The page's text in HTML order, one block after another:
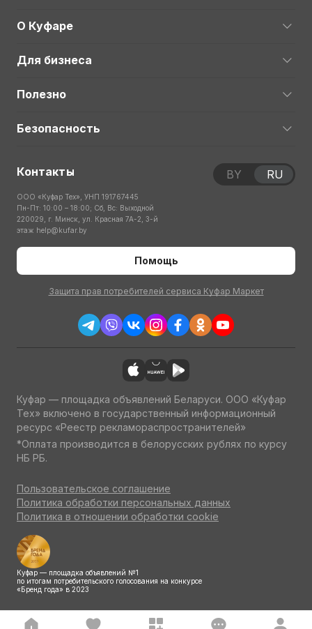
О Куфаре
Для бизнеса
Полезно
Безопасность
Контакты
ООО «Куфар Тех», УНП 191767445
Пн-Пт: 10:00 – 18:00; Сб, Вс: Выходной
220029, г. Минск, ул. Красная 7А-2, 3-й
этаж help@kufar.by
Помощь
Защита прав потребителей сервиса Куфар Маркет
BY RU
Куфар — площадка объявлений Беларуси. ООО «Куфар
Тех» включено в государственный информационный
ресурс «Реестр рекламораспространителей»
*Оплата производится в белорусских рублях по курсу
НБ РБ.
Пользовательское соглашение
Политика обработки персональных данных
Политика в отношении обработки cookie
Куфар — площадка объявлений №1
по итогам потребительского голосования на конкурсе
«Бренд года» в 2023